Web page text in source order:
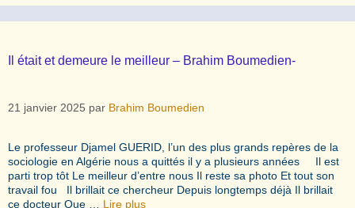
Il était et demeure le meilleur – Brahim Boumedien-
21 janvier 2025 par Brahim Boumedien
Le professeur Djamel GUERID, l’un des plus grands repères de la
sociologie en Algérie nous a quittés il y a plusieurs années Il est
parti trop tôt Le meilleur d’entre nous Il reste sa photo Et tout son
travail fou Il brillait ce chercheur Depuis longtemps déjà Il brillait
ce docteur Que … Lire plus